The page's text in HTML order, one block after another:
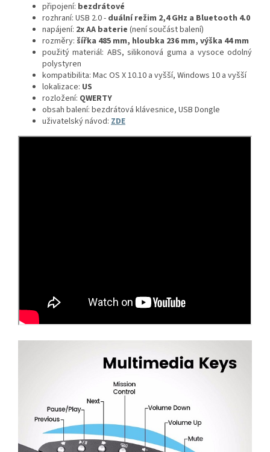
připojení: bezdrátové
rozhraní: USB 2.0 - duální režim 2,4 GHz a Bluetooth 4.0
napájení: 2x AA baterie (není součást balení)
rozměry: šířka 485 mm, hloubka 236 mm, výška 44 mm
použitý materiál: ABS, silikonová guma a vysoce odolný
polystyren
kompatibilita: Mac OS X 10.10 a vyšší, Windows 10 a vyšší
lokalizace: US
rozložení: QWERTY
obsah balení: bezdrátová klávesnice, USB Dongle
uživatelský návod: ZDE